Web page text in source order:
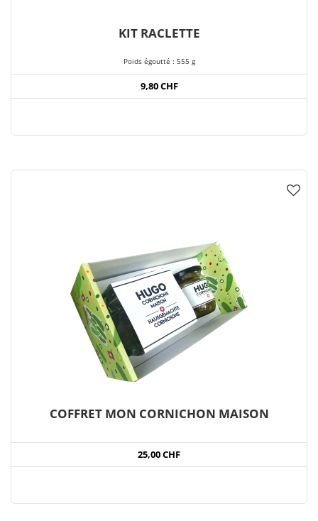
KIT RACLETTE
Poids égoutté : 555 g
9,80 CHF
COFFRET MON CORNICHON MAISON
25,00 CHF